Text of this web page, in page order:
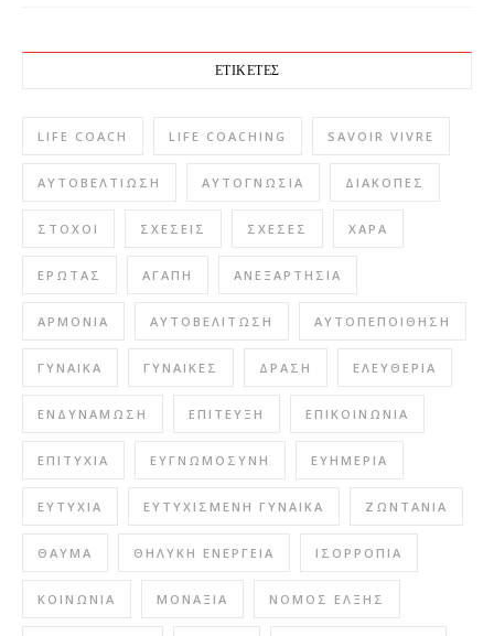
ΕΤΙΚΈΤΕΣ
LIFE COACH LIFE COACHING SAVOIR VIVRE
ΑΥΤΟΒΕΛΤΊΩΣΗ ΑΥΤΟΓΝΩΣΊΑ ΔΙΑΚΟΠΈΣ
ΣΤΌΧΟΙ ΣΧΈΣΕΙΣ ΣΧΈΣΕΣ ΧΑΡΆ
ΈΡΩΤΑΣ ΑΓΆΠΗ ΑΝΕΞΑΡΤΗΣΊΑ
ΑΡΜΟΝΊΑ ΑΥΤΟΒΕΛΊΤΩΣΗ ΑΥΤΟΠΕΠΟΊΘΗΣΗ
ΓΥΝΑΊΚΑ ΓΥΝΑΊΚΕΣ ΔΡΆΣΗ ΕΛΕΥΘΕΡΊΑ
ΕΝΔΥΝΆΜΩΣΗ ΕΠΊΤΕΥΞΗ ΕΠΙΚΟΙΝΩΝΊΑ
ΕΠΙΤΥΧΊΑ ΕΥΓΝΩΜΟΣΎΝΗ ΕΥΗΜΕΡΊΑ
ΕΥΤΥΧΊΑ ΕΥΤΥΧΙΣΜΈΝΗ ΓΥΝΑΊΚΑ ΖΩΝΤΆΝΙΑ
ΘΑΎΜΑ ΘΗΛΥΚΉ ΕΝΈΡΓΕΙΑ ΙΣΟΡΡΟΠΊΑ
ΚΟΙΝΩΝΊΑ ΜΟΝΑΞΙΆ ΝΌΜΟΣ ΈΛΞΗΣ